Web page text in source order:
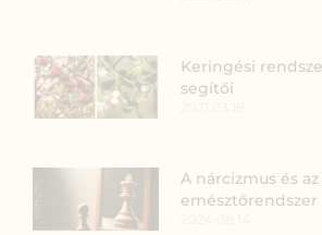
Keringési
segítői
A nárcizmus és az